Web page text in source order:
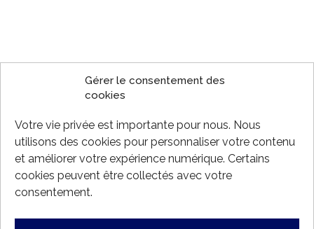
Gérer le consentement des
cookies
Votre vie privée est importante pour nous. Nous
utilisons des cookies pour personnaliser votre contenu
et améliorer votre expérience numérique. Certains
cookies peuvent être collectés avec votre
consentement.
CATEGORIES
FG Focus Fund
FG Fund 29
FG Global Opportunities Fund